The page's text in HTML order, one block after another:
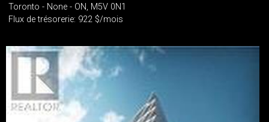
Toronto - None - ON, M5V 0N1
Flux de trésorerie: 922 $/mois